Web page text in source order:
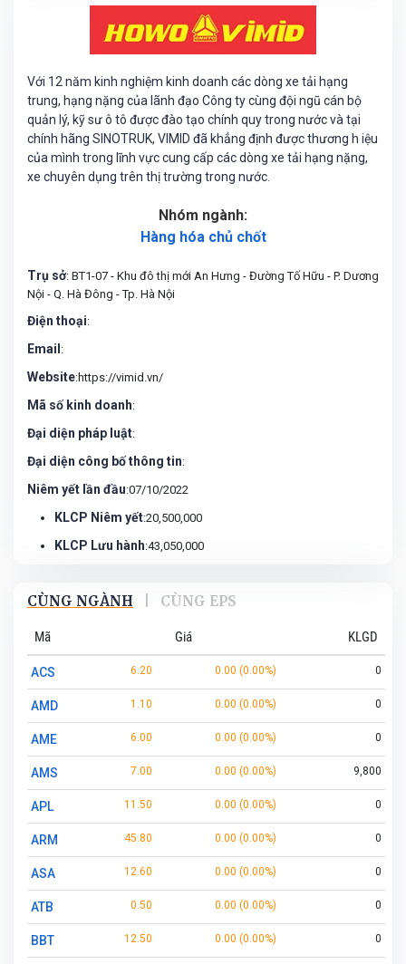
Với 12 năm kinh nghiệm kinh doanh các dòng xe tải hạng
trung, hạng nặng của lãnh đạo Công ty cùng đội ngũ cán bộ
quản lý, kỹ sư ô tô được đào tạo chính quy trong nước và tại
chính hãng SINOTRUK, VIMID đã khẳng định được thương h iệu
của mình trong lĩnh vực cung cấp các dòng xe tải hạng nặng,
xe chuyên dụng trên thị trường trong nước.
Nhóm ngành:
Hàng hóa chủ chốt
Trụ sở: BT1-07 - Khu đô thị mới An Hưng - Đường Tố Hữu - P. Dương
Nội - Q. Hà Đông - Tp. Hà Nội
Điện thoại:
Email :
Website:https://vimid.vn/
Mã số kinh doanh:
Đại diện pháp luật:
Đại diện công bố thông tin:
Niêm yết lần đầu:07/10/2022
KLCP Niêm yết:20,500,000
KLCP Lưu hành:43,050,000
CÙNG NGÀNH CÙNG EPS
Mã Giá KLGD
ACS 6.20 0.00 (0.00%) 0
AMD 1.10 0.00 (0.00%) 0
AME 6.00 0.00 (0.00%) 0
AMS 7.00 0.00 (0.00%) 9,800
APL 11.50 0.00 (0.00%) 0
ARM 45.80 0.00 (0.00%) 0
ASA 12.60 0.00 (0.00%) 0
ATB 0.50 0.00 (0.00%) 0
BBT 12.50 0.00 (0.00%) 0